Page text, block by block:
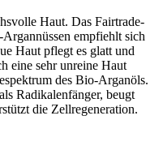
Haut. Das Fairtrade-
empfiehlt sich
Haut pflegt es glatt und
eine sehr unreine Haut
des Bio-Arganöls.
Radikalenfänger, beugt
die Zellregeneration.